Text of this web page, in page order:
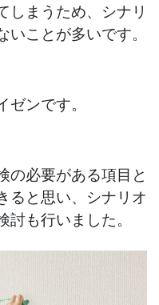
しまうため、シナリ
ことが多いです。
ンです。
の必要がある項目と
ると思い、シナリオ
も行いました。